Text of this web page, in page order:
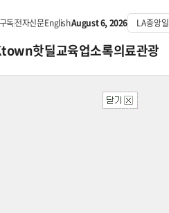
독전자신문EnglishAugust 6, 2026
핫딜교육업소록의료관광